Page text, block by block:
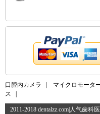
口腔内カメラ マイクロモータ
ス
2011-2018 dentalzz.com|人气歯